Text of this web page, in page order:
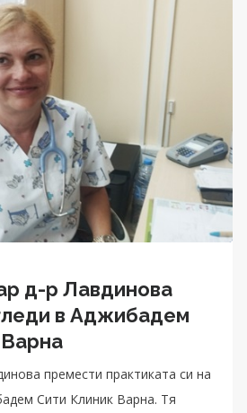
д-р Лавдинова
в Аджибадем
премести практиката си на
Сити Клиник Варна. Тя